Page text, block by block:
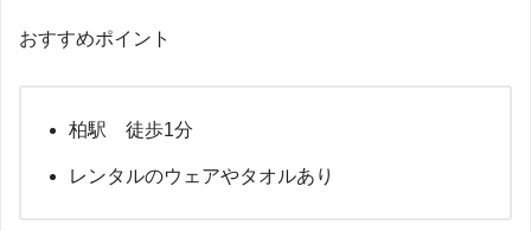
おすすめポイント
柏駅 徒歩1分
レンタルのウェアやタオルあり